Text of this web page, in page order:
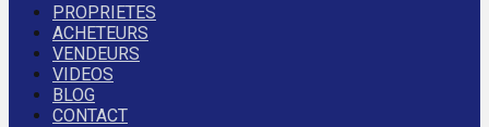
PROPRIETES
ACHETEURS
VENDEURS
VIDEOS
BLOG
CONTACT